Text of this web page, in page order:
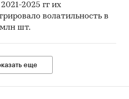
2025 гг их
волатильность в
млн шт.
еще